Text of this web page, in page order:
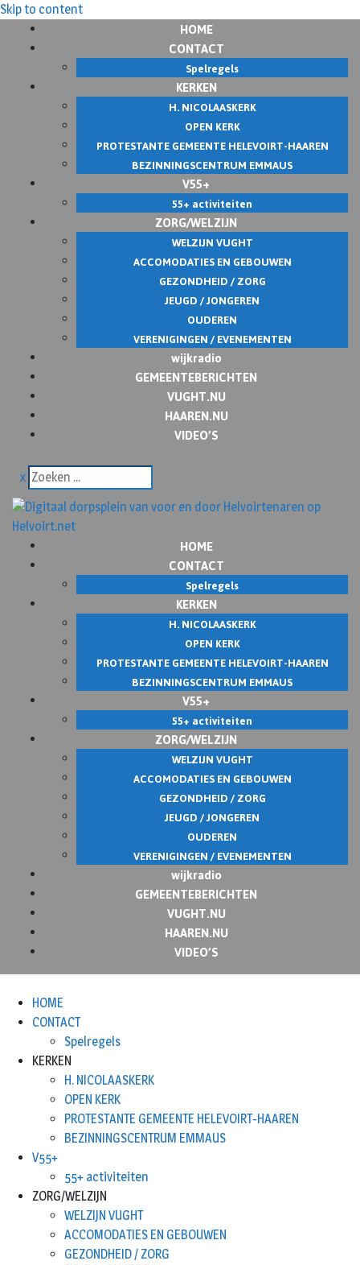
Skip to content
HOME
CONTACT
Spelregels
KERKEN
H. NICOLAASKERK
OPEN KERK
PROTESTANTE GEMEENTE HELEVOIRT-HAAREN
BEZINNINGSCENTRUM EMMAUS
V55+
55+ activiteiten
ZORG/WELZIJN
WELZIJN VUGHT
ACCOMODATIES EN GEBOUWEN
GEZONDHEID / ZORG
JEUGD / JONGEREN
OUDEREN
VERENIGINGEN / EVENEMENTEN
wijkradio
GEMEENTEBERICHTEN
VUGHT.NU
HAAREN.NU
VIDEO’S
x
HOME
CONTACT
Spelregels
KERKEN
H. NICOLAASKERK
OPEN KERK
PROTESTANTE GEMEENTE HELEVOIRT-HAAREN
BEZINNINGSCENTRUM EMMAUS
V55+
55+ activiteiten
ZORG/WELZIJN
WELZIJN VUGHT
ACCOMODATIES EN GEBOUWEN
GEZONDHEID / ZORG
JEUGD / JONGEREN
OUDEREN
VERENIGINGEN / EVENEMENTEN
wijkradio
GEMEENTEBERICHTEN
VUGHT.NU
HAAREN.NU
VIDEO’S
HOME
CONTACT
Spelregels
KERKEN
H. NICOLAASKERK
OPEN KERK
PROTESTANTE GEMEENTE HELEVOIRT-HAAREN
BEZINNINGSCENTRUM EMMAUS
V55+
55+ activiteiten
ZORG/WELZIJN
WELZIJN VUGHT
ACCOMODATIES EN GEBOUWEN
GEZONDHEID / ZORG